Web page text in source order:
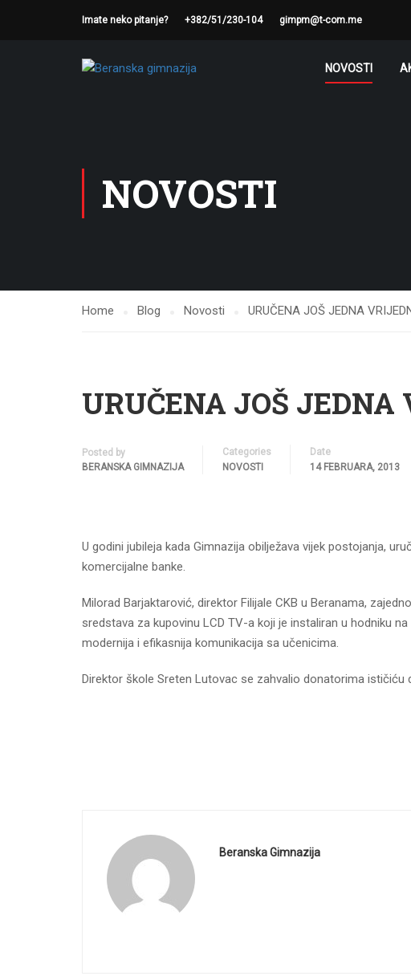
Imate neko pitanje? +382/51/230-104 gimpm@t-com.me
NOVOSTI
NOVOSTI
Home Blog Novosti URUČENA JOŠ JEDNA
URUČENA JOŠ
Posted by
BERANSKA GIMNAZIJA
Categories
NOVOSTI
Date
14 FEBRUARA, 2013
U godini jubileja kada Gimnazija obilježava vijek postojanja,
komercijalne banke.
Milorad Barjaktarović, direktor Filijale CKB u Beranama,
sredstava za kupovinu LCD TV-a koji je instaliran u hodniku
modernija i efikasnija komunikacija sa učenicima.
Direktor škole Sreten Lutovac se zahvalio donatorima
Beranska Gimnazija